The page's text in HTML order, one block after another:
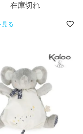
在庫切れ
見る